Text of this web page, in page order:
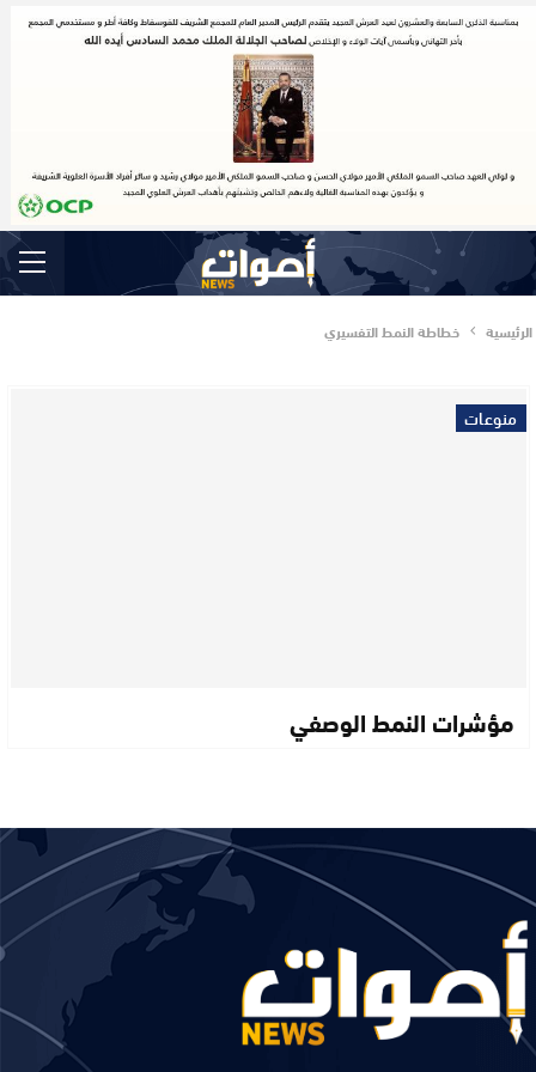
الرئيسية خطاطة النمط التفسيري
منوعات
مؤشرات النمط الوصفي